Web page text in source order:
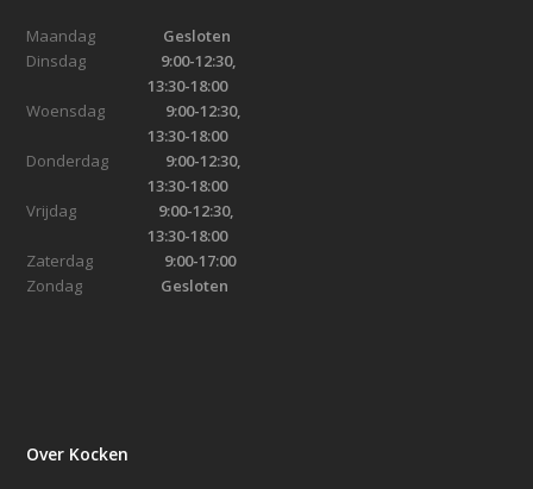
Maandag Gesloten
Dinsdag 9:00-12:30,
13:30-18:00
Woensdag
9:00-12:30,
13:30-18:00
Donderdag 9:00-12:30,
13:30-18:00
Vrijdag 9:00-12:30,
13:30-18:00
Zaterdag 9:00-17:00
Zondag Gesloten
Over Kocken